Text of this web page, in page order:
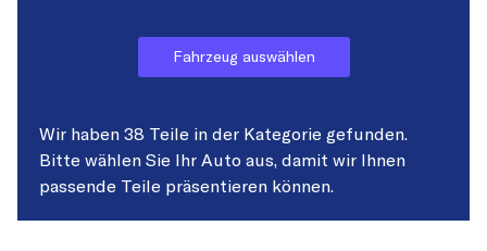
Fahrzeug auswählen
Wir haben 38 Teile in der Kategorie gefunden.
Bitte wählen Sie Ihr Auto aus, damit wir Ihnen
passende Teile präsentieren können.